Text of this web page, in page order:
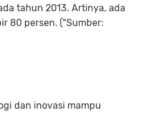
tahun 2013. Artinya, ada
80 persen. ("Sumber:
dan inovasi mampu